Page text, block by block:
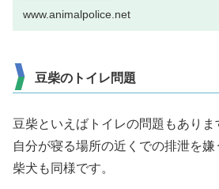
www.animalpolice.net
豆柴のトイレ問題
豆柴といえばトイレの問題もありま
自分が寝る場所の近くでの排泄を
柴犬も同様です。